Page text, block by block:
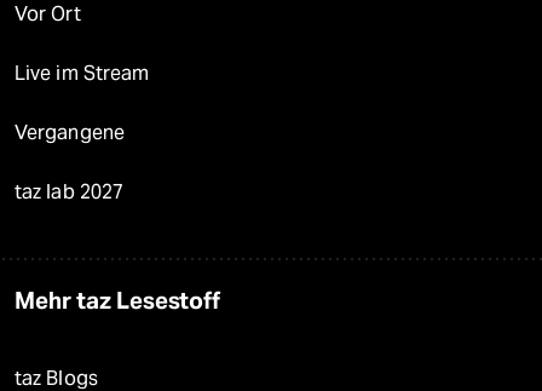
Vor Ort
Live im Stream
Vergangene
taz lab 2027
Mehr taz Lesestoff
taz Blogs